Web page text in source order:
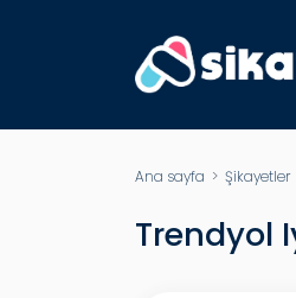
Ana sayfa > Şikayetler
Trendyol